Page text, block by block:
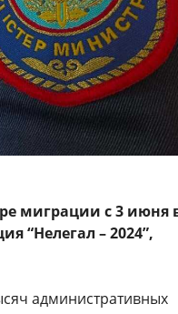
миграции с 3 июня
“Нелегал – 2024”,
административных